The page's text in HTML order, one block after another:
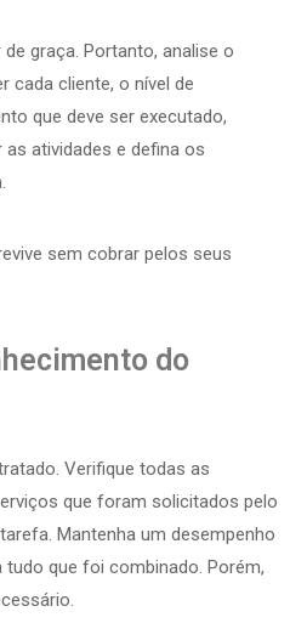
graça. Portanto, analise o
cada cliente, o nível de
que deve ser executado,
atividades e defina os
sem cobrar pelos seus
do
Verifique todas as
que foram solicitados pelo
Mantenha um desempenho
que foi combinado. Porém,